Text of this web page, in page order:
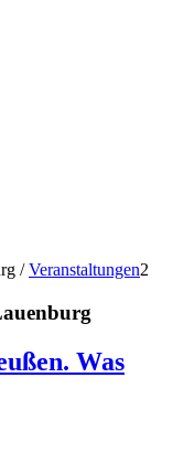
/ Veranstaltungen2
Was